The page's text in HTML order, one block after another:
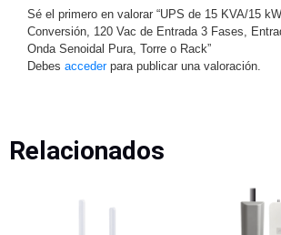
Canales
Monitores
Pantallas
y
ApoyoPantallas
Seguridad
Sé el primero en valorar “UPS de 15 KVA/15
Conversión, 120 Vac de Entrada 3 Fases,
Onda Senoidal Pura, Torre o Rack”
Debes accederpara publicar una valoración.
Relacionados